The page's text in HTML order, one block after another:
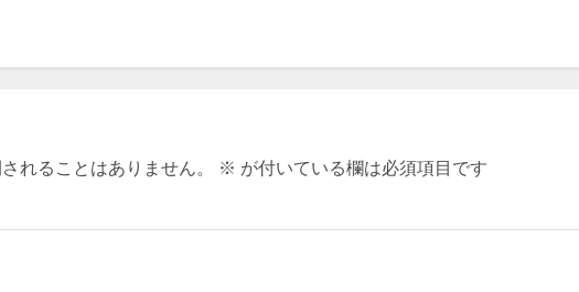
れることはありません。 ※ が付いている欄は必須項目です